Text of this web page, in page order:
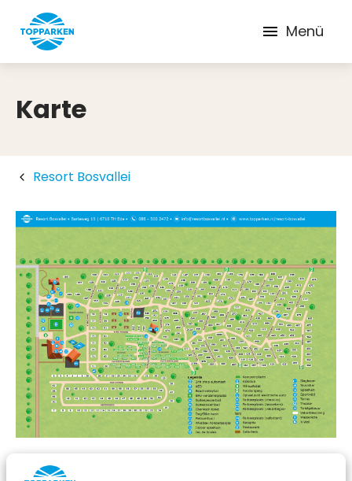
Menü
Karte
Resort Bosvallei
Lageplan herunterladen